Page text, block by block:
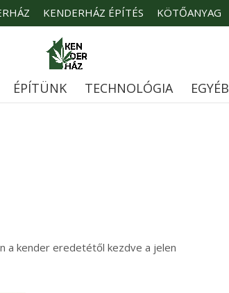
KENDERHÁZ ÉPÍTÉS KÖTŐANYAG
ÉPÍTÜNK TECHNOLÓGIA EGYÉB
a kender eredetétől kezdve a jelen